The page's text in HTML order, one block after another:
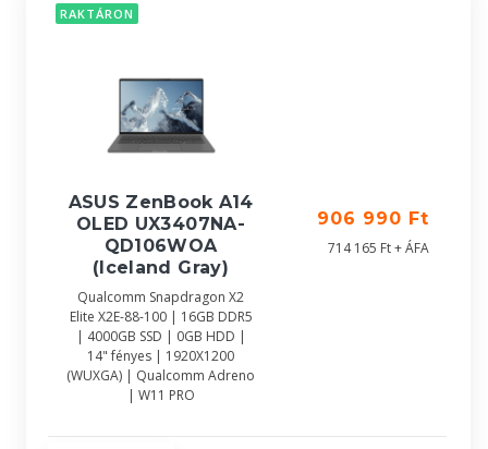
RAKTÁRON
ASUS ZenBook A14
OLED UX3407NA-
QD106WOA
(Iceland Gray)
Qualcomm Snapdragon X2
Elite X2E-88-100 | 16GB DDR5
| 4000GB SSD | 0GB HDD |
14" fényes | 1920X1200
(WUXGA) | Qualcomm Adreno
| W11 PRO
906 990 Ft
714 165 Ft + ÁFA